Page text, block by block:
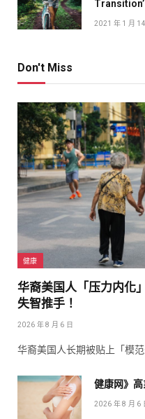
2021 年 1 月 14
Don't Miss
健康
华裔美国人「压力内化
失智推手！
2026 年 8 月 6 日
华裔美国人长期被贴上「模
健康网》
2026 年 8 月 6